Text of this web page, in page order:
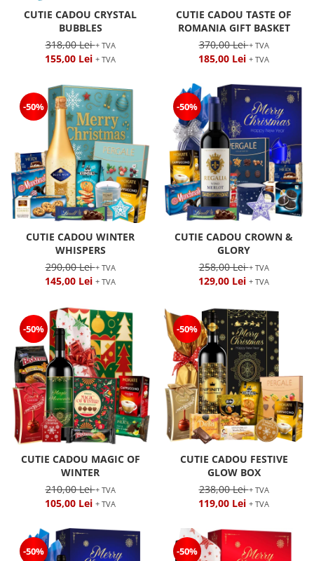
CUTIE CADOU CRYSTAL
BUBBLES
318,00 Lei+ TVA
155,00 Lei + TVA
CUTIE CADOU TASTE OF
ROMANIA GIFT BASKET
370,00 Lei+ TVA
185,00 Lei + TVA
-50%
CUTIE CADOU WINTER
WHISPERS
290,00 Lei+ TVA
145,00 Lei + TVA
-50%
CUTIE CADOU CROWN &
GLORY
258,00 Lei+ TVA
129,00 Lei + TVA
-50%
CUTIE CADOU MAGIC OF
WINTER
210,00 Lei+ TVA
105,00 Lei + TVA
-50%
CUTIE CADOU FESTIVE
GLOW BOX
238,00 Lei+ TVA
119,00 Lei + TVA
-50% -50%